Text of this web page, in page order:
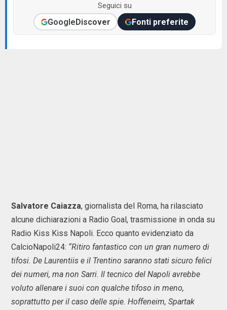
Seguici su
GoogleDiscover Fonti preferite
Salvatore Caiazza, giornalista del Roma, ha rilasciato
alcune dichiarazioni a Radio Goal, trasmissione in onda su
Radio Kiss Kiss Napoli. Ecco quanto evidenziato da
CalcioNapoli24: “Ritiro fantastico con un gran numero di
tifosi. De Laurentiis e il Trentino saranno stati sicuro felici
dei numeri, ma non Sarri. Il tecnico del Napoli avrebbe
voluto allenare i suoi con qualche tifoso in meno,
soprattutto per il caso delle spie. Hoffeneim, Spartak